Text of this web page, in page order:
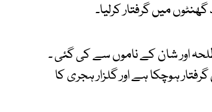
میں گرفتار کرلیا۔
اور شان کے ناموں سے کی گئی ۔
ہوچکا ہے اور گلزار ہجری کا